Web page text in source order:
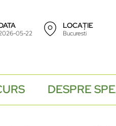
05-22
LOCAȚIE
Bucuresti
DESPRE